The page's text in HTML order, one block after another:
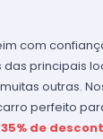
com
principais
outras.
perfeito
de